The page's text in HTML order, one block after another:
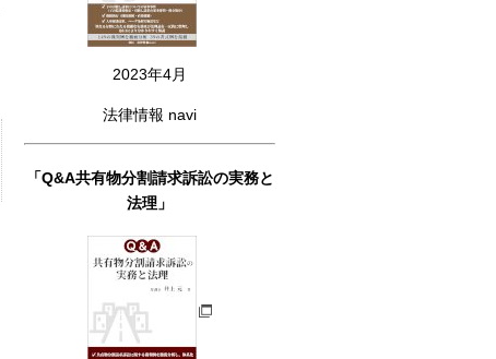
2023年4月
法律情報 navi
「Q&A共有物分割請求訴訟の実務と
法理」